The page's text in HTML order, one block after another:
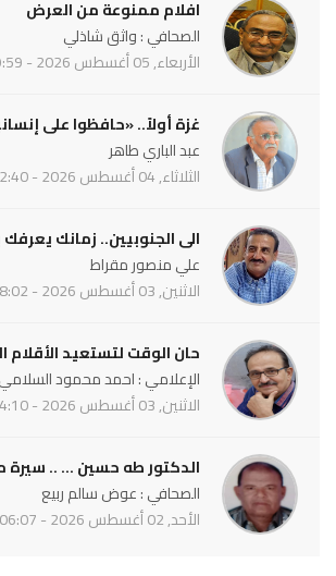
افلام ممنوعة من العرض
الصحافي : واثق شاذلي
الأربعاء, 05 أغسطس 2026 - 09:59 م
غزة أولاً.. «حافظوا على
عبد الباري طاهر
الثلاثاء, 04 أغسطس 2026 - 12:40 ص
الى الجنوبيين.. زمانك
علي منصور مقراط
الاثنين, 03 أغسطس 2026 - 08:02 م
حان الوقت لتستعيد الأقلام
الإعلامي : احمد محمود السلامي
الاثنين, 03 أغسطس 2026 - 04:10 م
الدكتور طه حسين ... .. سيرة
الصحافي : عوض سالم ربيع
الأحد, 02 أغسطس 2026 - 06:07 م